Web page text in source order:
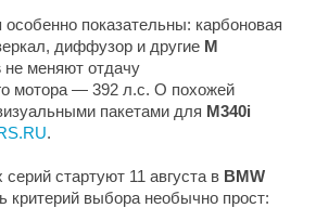
особенно показательны: карбоновая
диффузор и другие M
не меняют отдачу
мотора — 392 л.с. О похожей
пакетами для M340i
.
стартуют 11 августа в BMW
критерий выбора необычно прост: